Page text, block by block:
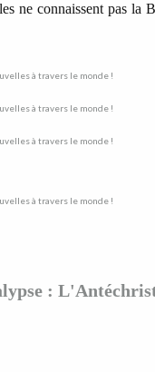
ne connaissent pas la
: